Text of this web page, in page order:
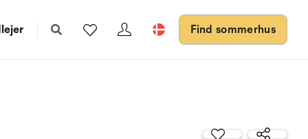
Find sommerhus